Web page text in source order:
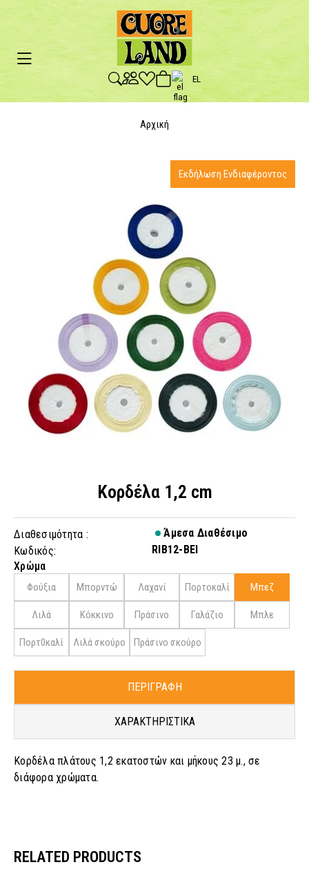
EL
Αρχική
Κορδέλα 1,2 cm
Διαθεσιμότητα :
Άμεσα Διαθέσιμο
Κωδικός:
RIB12-BEI
Χρώμα
Φούξια Μπορντώ Λαχανί Πορτοκαλί Μπεζ
Λιλά Kόκκινο Πράσινο Γαλάζιο Μπλε
Πορτ0καλί Λιλά σκούρο Πράσινο σκούρο
ΠΕΡΙΓΡΑΦΗ
ΧΑΡΑΚΤΗΡΙΣΤΙΚΑ
Κορδέλα πλάτους 1,2 εκατοστών και μήκους 23 μ., σε
διάφορα χρώματα.
Εκδήλωση Ενδιαφέροντος
RELATED PRODUCTS